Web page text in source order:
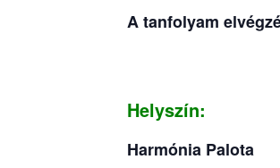
A tanfolyam
Helyszín:
Harmónia Palota